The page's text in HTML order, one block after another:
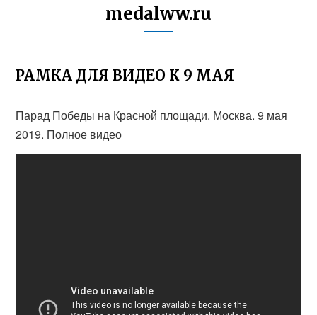
medalww.ru
РАМКА ДЛЯ ВИДЕО К 9 МАЯ
Парад Победы на Красной площади. Москва. 9 мая
2019. Полное видео